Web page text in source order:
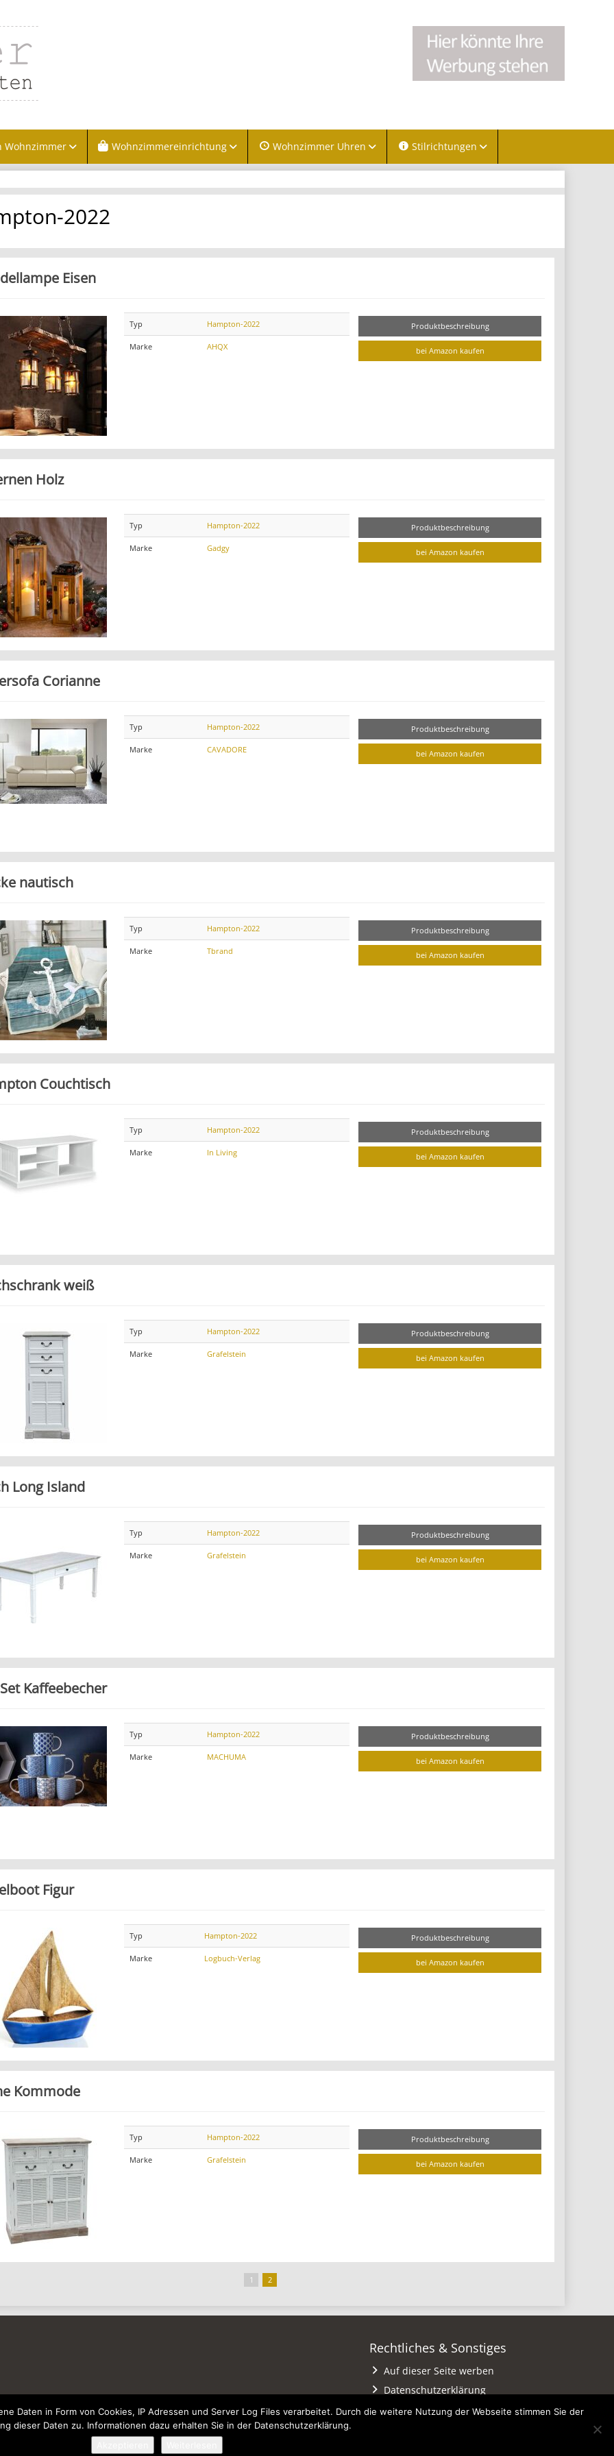
Wohnzimmer Wohnzimmereinrichtung Wohnzimmer Uhren Stilrichtungen
2022
Eisen
Typ Hampton-2022
Marke AHQX
Produktbeschreibung
bei Amazon kaufen
Holz
Typ Hampton-2022
Marke Gadgy
Produktbeschreibung
bei Amazon kaufen
Corianne
Typ Hampton-2022
Marke CAVADORE
Produktbeschreibung
bei Amazon kaufen
nautisch
Typ Hampton-2022
Marke Tbrand
Produktbeschreibung
bei Amazon kaufen
Couchtisch
Typ Hampton-2022
Marke In Living
Produktbeschreibung
bei Amazon kaufen
weiß
Typ Hampton-2022
Marke Grafelstein
Produktbeschreibung
bei Amazon kaufen
Long Island
Typ Hampton-2022
Marke Grafelstein
Produktbeschreibung
bei Amazon kaufen
Kaffeebecher
Typ Hampton-2022
Marke MACHUMA
Produktbeschreibung
bei Amazon kaufen
Figur
Typ Hampton-2022
Marke Logbuch-Verlag
Produktbeschreibung
bei Amazon kaufen
Kommode
Typ Hampton-2022
Marke Grafelstein
Produktbeschreibung
bei Amazon kaufen
1 2
Rechtliches & Sonstiges
Auf dieser Seite werben
Datenschutzerklärung
Impressum
Daten in Form von Cookies, IP Adressen und Server Log Files verarbeitet. Durch die weitere Nutzung der Webseite stimmen Sie der
dieser Daten zu. Informationen dazu erhalten Sie in der Datenschutzerklärung.